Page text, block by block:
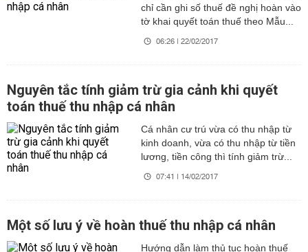
chỉ cần ghi số thuế đề nghị hoàn vào
tờ khai quyết toán thuế theo Mẫu...
06:26 | 22/02/2017
Nguyên tắc tính giảm trừ gia cảnh khi quyết
toán thuế thu nhập cá nhân
Cá nhân cư trú vừa có thu nhập từ
kinh doanh, vừa có thu nhập từ tiền
lương, tiền công thì tính giảm trừ...
07:41 | 14/02/2017
Một số lưu ý về hoàn thuế thu nhập cá nhân
Hướng dẫn làm thủ tục hoàn thuế